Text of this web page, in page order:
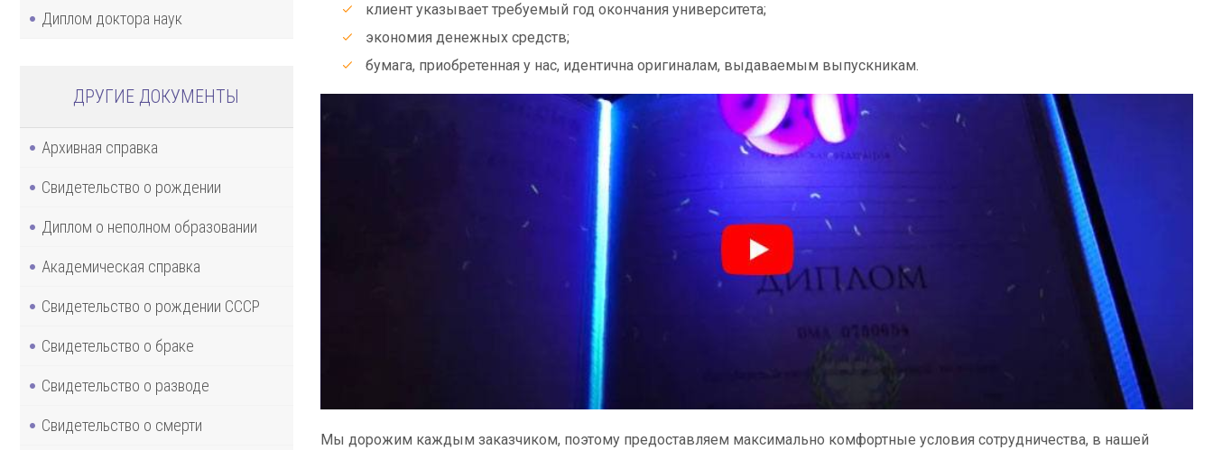
Диплом доктора наук
ДРУГИЕ ДОКУМЕНТЫ
Архивная справка
Свидетельство о рождении
Диплом о неполном образовании
Академическая справка
Свидетельство о рождении СССР
Свидетельство о браке
Свидетельство о разводе
Свидетельство о смерти
клиент указывает требуемый год окончания университета;
экономия денежных средств;
бумага, приобретенная у нас, идентична оригиналам, выдаваемым выпускникам.
Мы дорожим каждым заказчиком, поэтому предоставляем максимально комфортные условия сотрудничества, в нашей